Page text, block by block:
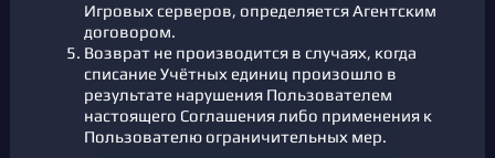
Игровых серверов, определяется Агентским
договором.
Возврат не производится в случаях, когда
списание Учётных единиц произошло в
результате нарушения Пользователем
настоящего Соглашения либо применения к
Пользователю ограничительных мер.